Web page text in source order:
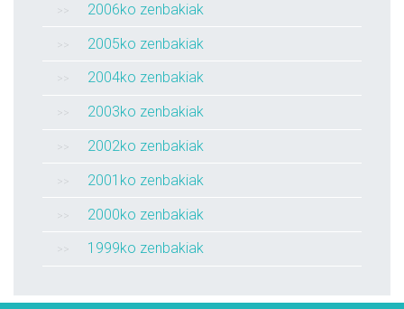
2006ko zenbakiak
2005ko zenbakiak
2004ko zenbakiak
2003ko zenbakiak
2002ko zenbakiak
2001ko zenbakiak
2000ko zenbakiak
1999ko zenbakiak